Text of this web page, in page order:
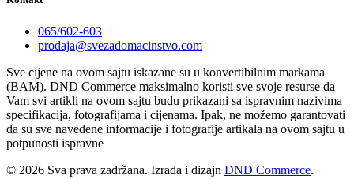
065/602-603
prodaja@svezadomacinstvo.com
Sve cijene na ovom sajtu iskazane su u konvertibilnim markama
(BAM). DND Commerce maksimalno koristi sve svoje resurse da
Vam svi artikli na ovom sajtu budu prikazani sa ispravnim nazivima
specifikacija, fotografijama i cijenama. Ipak, ne možemo garantovati
da su sve navedene informacije i fotografije artikala na ovom sajtu u
potpunosti ispravne
© 2026 Sva prava zadržana. Izrada i dizajn DND Commerce.